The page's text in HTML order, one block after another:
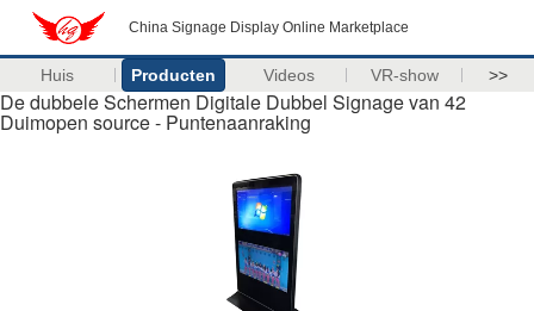
China Signage Display Online Marketplace
Huis Producten Videos VR-show >>
De dubbele Schermen Digitale Dubbel Signage van 42
Duimopen source - Puntenaanraking